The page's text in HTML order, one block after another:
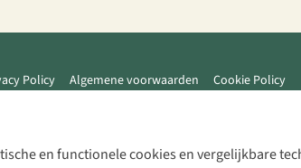
en functionele cookies en vergelijkbare
Policy Algemene voorwaarden Cookie Policy